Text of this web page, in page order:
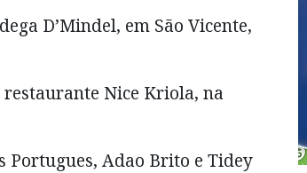
D’Mindel, em São Vicente,
restaurante Nice Kriola, na
Portugues, Adao Brito e Tidey